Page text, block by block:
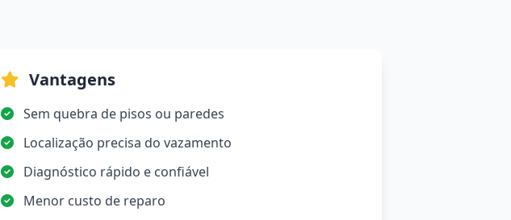
Vantagens
Sem quebra de pisos ou paredes
Localização precisa do vazamento
Diagnóstico rápido e confiável
Menor custo de reparo